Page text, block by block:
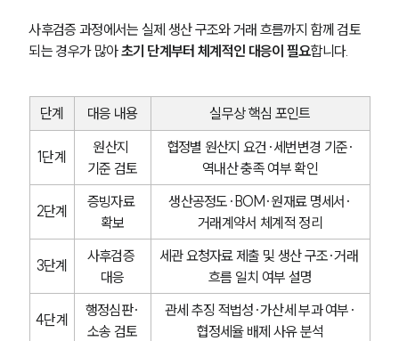
사후검증 과정에서는 실제 생산 구조와 거래 흐름까지 함께 검토
되는 경우가 많아 초기 단계부터 체계적인 대응이 필요합니다.
단계 대응 내용 실무상 핵심 포인트
1단계
원산지
기준 검토
협정별 원산지 요건·세번변경 기준·
역내산 충족 여부 확인
2단계
증빙자료
확보
생산공정도·BOM·원재료 명세서·
거래계약서 체계적 정리
3단계
사후검증
대응
세관 요청자료 제출 및 생산 구조·거래
흐름 일치 여부 설명
4단계
행정심판·
소송 검토
관세 추징 적법성·가산세 부과 여부·
협정세율 배제 사유 분석